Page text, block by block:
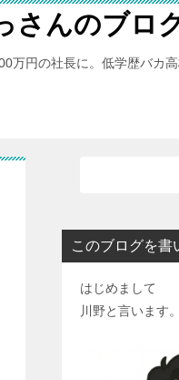
さんのブロ
万円の社長に。低学歴バカ
このブログを書
はじめまして
川野と言います。